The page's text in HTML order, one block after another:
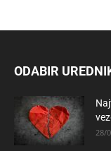
ODABIR
28/